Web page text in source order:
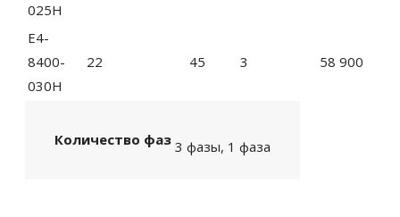
025H
E4-
8400-
030H
22 45 3 58 900
Количество фаз 3 фазы, 1 фаза